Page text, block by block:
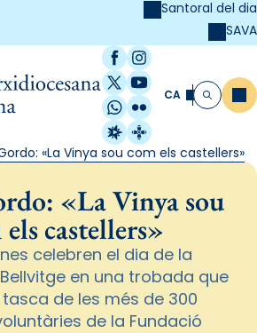
Santoral del dia
SAVA
Facebook
Instagram
X / Twitter
YouTube
WhatsApp
Flickr
Radio Estel
Catalunya
CA Cerca
«La Vinya sou com els castellers»
«La Vinya sou
castellers»
celebren el dia de la
en una trobada que
de les més de 300
de la Fundació